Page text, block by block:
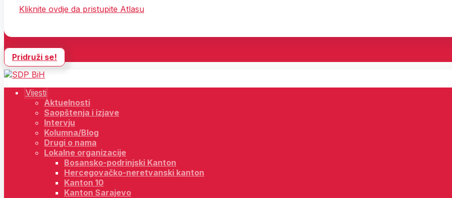
Kliknite ovdje da pristupite Atlasu
Pridruži se!
Vijesti
Aktuelnosti
Saopštenja i izjave
Intervju
Kolumna/Blog
Drugi o nama
Lokalne organizacije
Bosansko-podrinjski Kanton
Hercegovačko-neretvanski kanton
Kanton 10
Kanton Sarajevo